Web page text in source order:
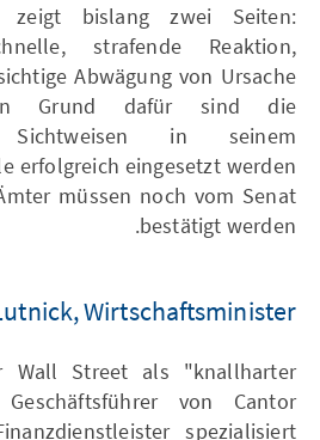
zeigt bislang zwei Seiten:
strafende Reaktion,
Abwägung von Ursache
Grund dafür sind die
Sichtweisen in seinem
erfolgreich eingesetzt werden
müssen noch vom Senat
bestätigt werden.
Wirtschaftsminister
Street als "knallharter
von Cantor
spezialisiert